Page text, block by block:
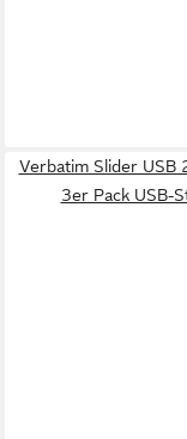
Verbatim Slider USB
3er Pack USB-